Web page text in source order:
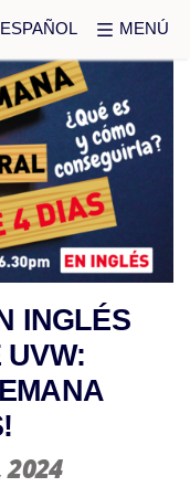
ESPAÑOL MENÚ
INGLÉS
UVW:
2024